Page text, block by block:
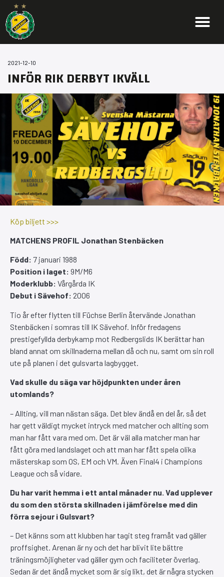
2021-12-10
INFÖR RIK DERBYT IKVÄLL
Köp biljett >>>
MATCHENS PROFIL Jonathan Stenbäcken
Född: 7 januari 1988
Position i laget: 9M/M6
Moderklubb: Vårgårda IK
Debut i Sävehof: 2006
Tio år efter flytten till Füchse Berlin återvände Jonathan
Stenbäcken i somras till IK Sävehof. Inför fredagens
prestigefyllda derbykamp mot Redbergslids IK berättar han
bland annat om skillnaderna mellan då och nu, samt om sin roll
ute på planen i det gulsvarta lagbygget.
Vad skulle du säga var höjdpunkten under åren
utomlands?
– Allting, vill man nästan säga. Det blev ändå en del år, så det
har gett väldigt mycket intryck med matcher och allting som
man har fått vara med om. Det är väl alla matcher man har
fått göra med landslaget och att man har fått spela olika
mästerskap som OS, EM och VM. Även Final4 i Champions
League och så vidare.
Du har varit hemma i ett antal månader nu. Vad upplever
du som den största skillnaden i jämförelse med din
förra sejour i Gulsvart?
– Det känns som att klubben har tagit steg framåt vad gäller
proffsighet. Arenan är ny och det har blivit lite bättre
träningsmöjligheter vad gäller gym och faciliteter överlag.
Sedan är det ändå mycket som är sig likt, det är några stycken